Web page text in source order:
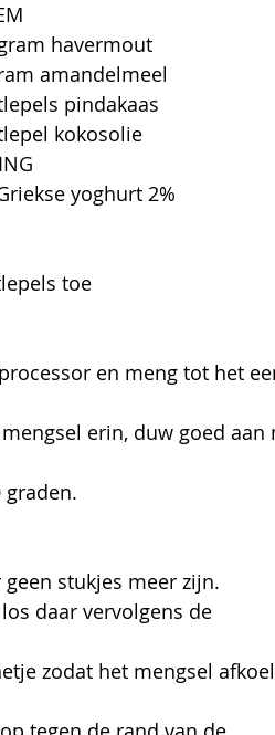
havermout
amandelmeel
pindakaas
kokosolie
yoghurt 2%
toe
en meng tot het
erin, duw goed aan
stukjes meer zijn.
daar vervolgens de
zodat het mengsel